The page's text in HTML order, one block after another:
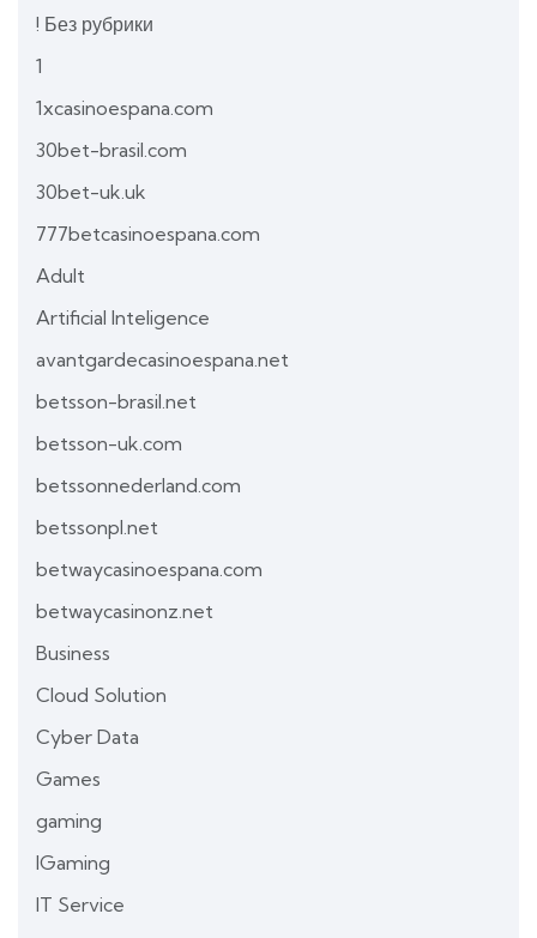
! Без рубрики
1
1xcasinoespana.com
30bet-brasil.com
30bet-uk.uk
777betcasinoespana.com
Adult
Artificial Inteligence
avantgardecasinoespana.net
betsson-brasil.net
betsson-uk.com
betssonnederland.com
betssonpl.net
betwaycasinoespana.com
betwaycasinonz.net
Business
Cloud Solution
Cyber Data
Games
gaming
IGaming
IT Service